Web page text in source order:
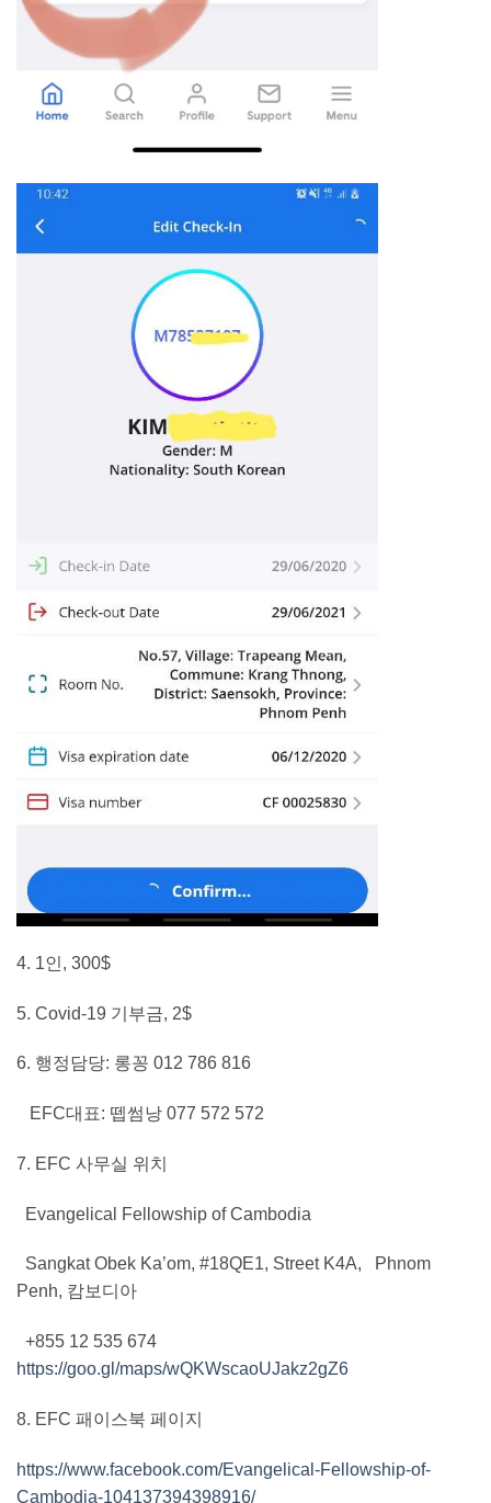
4. 1인, 300$
5. Covid-19 기부금, 2$
6. 행정담당: 롱꽁 012 786 816
EFC대표: 뗍썸낭 077 572 572
7. EFC 사무실 위치
Evangelical Fellowship of Cambodia
Sangkat Obek Ka’om, #18QE1, Street K4A,
Phnom
Penh, 캄보디아
+855 12 535 674
https://goo.gl/maps/wQKWscaoUJakz2gZ6
8. EFC 패이스북 페이지
https://www.facebook.com/Evangelical-Fellowship-of-
Cambodia-104137394398916/